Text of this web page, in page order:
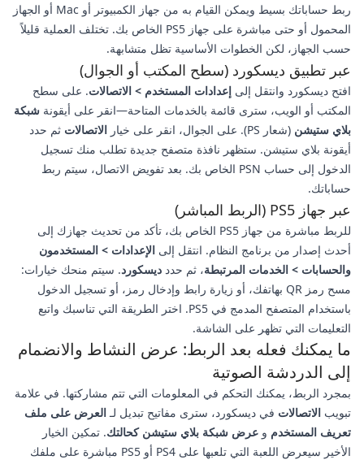
ربط حساباتك بسيط ويمكن القيام به من جهاز الكمبيوتر أو Mac أو الجهاز
المحمول أو حتى مباشرة على جهاز PS5 الخاص بك. تختلف العملية قليلاً
حسب الجهاز، لكن الخطوات الأساسية تظل متشابهة.
عبر تطبيق ديسكورد (سطح المكتب أو الجوال)
افتح ديسكورد وانتقل إلى إعدادات المستخدم > الاتصالات. على سطح
المكتب أو الويب، سترى قائمة بالخدمات المتاحة—انقر على أيقونة شبكة
بلاي ستيشن (شعار PS). على الجوال، انقر على خيار الاتصالات ثم حدد
أيقونة بلاي ستيشن. ستظهر نافذة متصفح جديدة تطلب منك تسجيل
الدخول إلى حساب PSN الخاص بك. بعد تفويض الاتصال، سيتم ربط
حساباتك.
عبر جهاز PS5 (الربط المباشر)
للربط مباشرة من جهاز PS5 الخاص بك، تأكد من تحديث جهازك إلى
أحدث إصدار من برنامج النظام. انتقل إلى الإعدادات > المستخدمون
والحسابات > الخدمات المرتبطة، ثم حدد ديسكورد. سيتم منحك خيارات:
مسح رمز QR بهاتفك، أو زيارة رابط وإدخال رمز، أو تسجيل الدخول
باستخدام المتصفح المدمج في PS5. اختر الطريقة التي تناسبك واتبع
التعليمات التي تظهر على الشاشة.
ما يمكنك فعله بعد الربط: عرض النشاط والانضمام
إلى الدردشة الصوتية
بمجرد الربط، يمكنك التحكم في المعلومات التي تتم مشاركتها. في علامة
تبويب الاتصالات في ديسكورد، سترى مفاتيح تبديل لـالعرض على ملف
تعريف المستخدم و عرض شبكة بلاي ستيشن كحالتك. تمكين الخيار
الأخير سيعرض اللعبة التي تلعبها على PS4 أو PS5 مباشرة على ملفك